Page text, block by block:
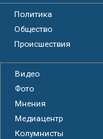
Политика
Общество
Происшествия
Видео
Фото
Мнения
Медиацентр
Колумнисты